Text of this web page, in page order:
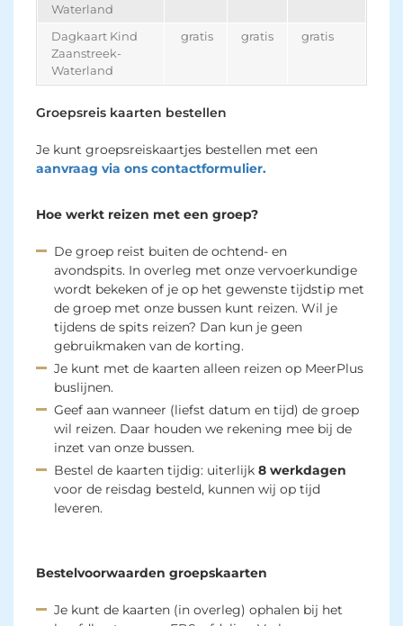
Waterland
Dagkaart Kind
Zaanstreek-
Waterland
gratis gratis gratis
Groepsreis kaarten bestellen
Je kunt groepsreiskaartjes bestellen met een
aanvraag via ons contactformulier.
Hoe werkt reizen met een groep?
De groep reist buiten de ochtend- en
avondspits. In overleg met onze vervoerkundige
wordt bekeken of je op het gewenste tijdstip met
de groep met onze bussen kunt reizen. Wil je
tijdens de spits reizen? Dan kun je geen
gebruikmaken van de korting.
Je kunt met de kaarten alleen reizen op MeerPlus
buslijnen.
Geef aan wanneer (liefst datum en tijd) de groep
wil reizen. Daar houden we rekening mee bij de
inzet van onze bussen.
Bestel de kaarten tijdig: uiterlijk 8 werkdagen
voor de reisdag besteld, kunnen wij op tijd
leveren.
Bestelvoorwaarden groepskaarten
Je kunt de kaarten (in overleg) ophalen bij het